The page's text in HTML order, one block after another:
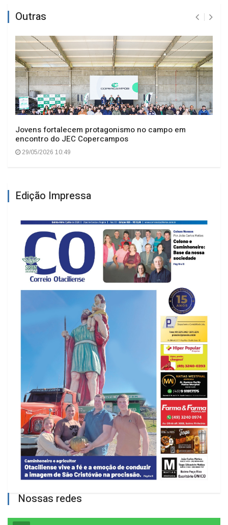
Outras
Jovens fortalecem protagonismo no campo em
encontro do JEC Copercampos
29/05/2026 10:49
Edição Impressa
Nossas redes